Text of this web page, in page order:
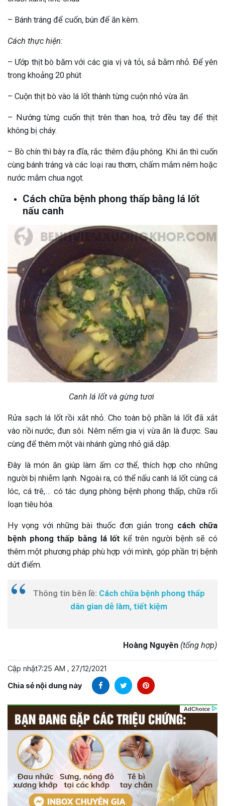
– Bánh tráng để cuốn, bún để ăn kèm.
Cách thực hiện:
– Ướp thịt bò băm với các gia vị và tỏi, sả bằm nhỏ. Để yên
trong khoảng 20 phút
– Cuộn thịt bò vào lá lốt thành từng cuộn nhỏ vừa ăn.
– Nướng từng cuốn thịt trên than hoa, trở đều tay để thịt
không bị cháy.
– Bò chín thì bày ra đĩa, rắc thêm đậu phông. Khi ăn thì cuốn
cùng bánh tráng và các loại rau thơm, chấm mắm nêm hoặc
nước mắm chua ngọt.
Cách chữa bệnh phong thấp bằng lá lốt
nấu canh
Canh lá lốt và gừng tươi
Rửa sạch lá lốt rồi xắt nhỏ. Cho toàn bộ phần lá lốt đã xắt
vào nồi nước, đun sôi. Nêm nếm gia vị vừa ăn là được. Sau
cùng để thêm một vài nhánh gừng nhỏ giã dập.
Đây là món ăn giúp làm ấm cơ thể, thích hợp cho những
người bị nhiễm lạnh. Ngoài ra, có thể nấu canh lá lốt cùng cá
lóc, cá trê,… có tác dụng phòng bệnh phong thấp, chữa rối
loạn tiêu hóa.
Hy vọng với những bài thuốc đơn giản trong cách chữa
bệnh phong thấp bằng lá lốt kể trên người bệnh sẽ có
thêm một phương pháp phù hợp với mình, góp phần trị bệnh
dứt điểm.
Thông tin bên lề: Cách chữa bệnh phong thấp
dân gian dễ làm, tiết kiệm
Hoàng Nguyên (tổng hợp)
Cập nhật7:25 AM , 27/12/2021
Chia sẻ nội dung này